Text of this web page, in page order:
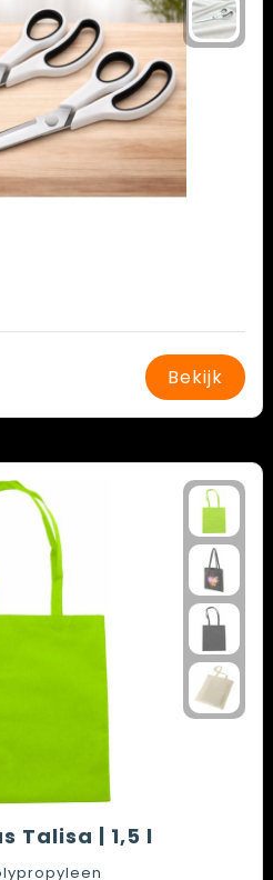
Bekijk
Talisa | 1,5 l